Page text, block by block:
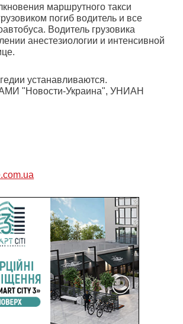
маршрутного такси
погиб водитель и все
Водитель грузовика
анестезиологии и интенсивной
устанавливаются.
"Новости-Украина", УНИАН